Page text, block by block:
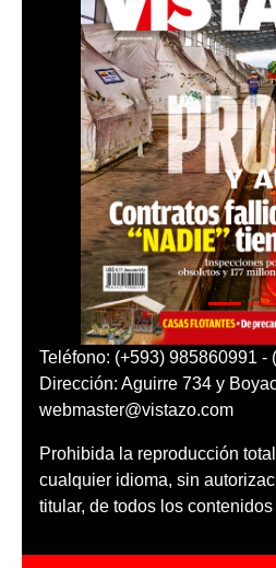
Teléfono: (+593) 985860991 -
Dirección: Aguirre 734 y
webmaster@vistazo.com
Prohibida la reproducción
cualquier idioma, sin
titular, de todos los